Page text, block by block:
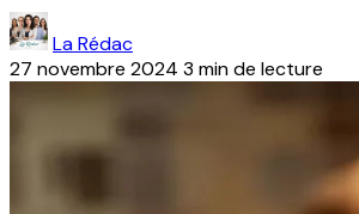
La Rédac
27 novembre 2024 3 min de lecture